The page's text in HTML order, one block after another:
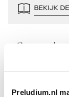
Preludium.nl
BEKIJK
Geen